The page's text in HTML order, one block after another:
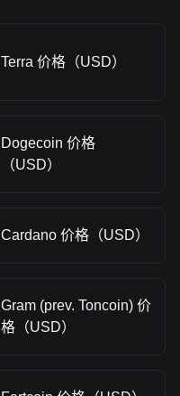
Terra 价格（USD）
Dogecoin 价格
（USD）
Cardano 价格（USD）
Gram (prev. Toncoin) 价
格（USD）